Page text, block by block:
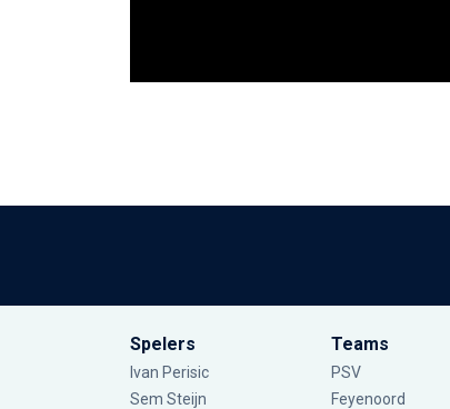
Spelers
Ivan Perisic
Sem Steijn
Teams
PSV
Feyenoord